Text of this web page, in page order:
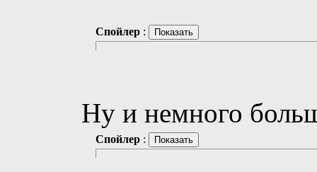
Спойлер :
Ну и немного
Спойлер :